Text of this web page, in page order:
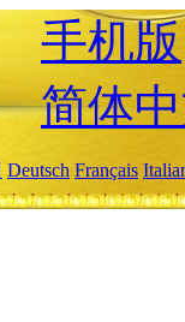
手机版
简体
Deutsch Français